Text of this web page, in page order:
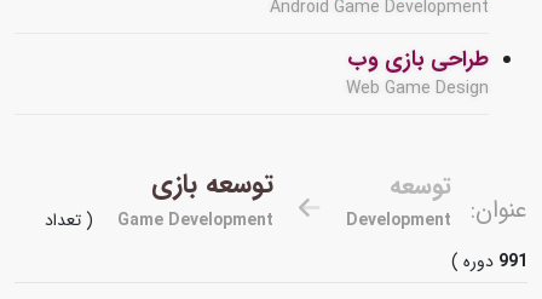
Android Game Development
طراحی بازی وب
Web Game Design
عنوان:
توسعه
Development
توسعه بازی
Game Development
( تعداد
991دوره )